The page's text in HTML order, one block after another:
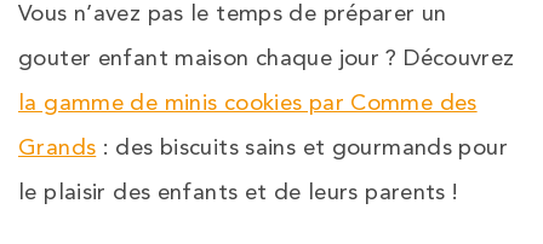
Vous n’avez pas le temps de préparer un
gouter enfant maison chaque jour ? Découvrez
la gamme de minis cookies par Comme des
Grands : des biscuits sains et gourmands pour
le plaisir des enfants et de leurs parents !